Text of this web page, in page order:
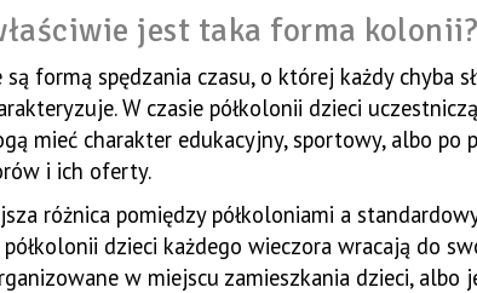
jest taka forma kolonii?
są formą spędzania czasu, o której każdy chyba
W czasie półkolonii dzieci
mieć charakter edukacyjny, sportowy, albo
i ich oferty.
różnica pomiędzy półkoloniami a
dzieci każdego wieczora wracają do
w miejscu zamieszkania dzieci, albo